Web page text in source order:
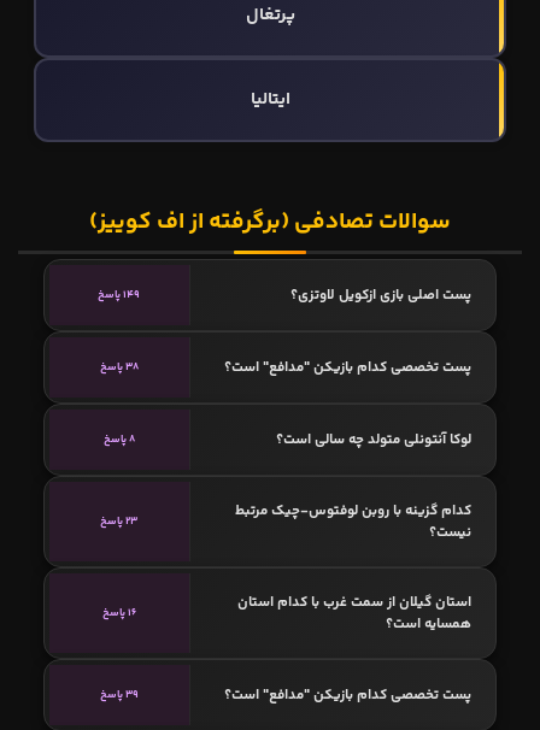
پرتغال
ایتالیا
سوالات تصادفی (برگرفته از اف کوییز)
پست اصلی بازی ازکویل لاوتزی؟ 149 پاسخ
پست تخصصی کدام بازیکن "مدافع" است؟ 38 پاسخ
لوکا آنتونلی متولد چه سالی است؟ 8 پاسخ
کدام گزینه با روبن لوفتوس-چیک مرتبط
نیست؟
23 پاسخ
استان گیلان از سمت غرب با کدام استان
همسایه است؟
16 پاسخ
پست تخصصی کدام بازیکن "مدافع" است؟ 39 پاسخ